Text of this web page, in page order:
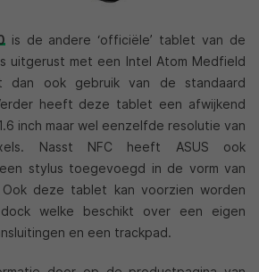
is de andere ‘officiële’ tablet van de
uitgerust met een Intel Atom Medfield
dan ook gebruik van de standaard
heeft deze tablet een afwijkend
inch maar wel eenzelfde resolutie van
Nasst NFC heeft ASUS ook
stylus toegevoegd in de vorm van
deze tablet kan voorzien worden
welke beschikt over een eigen
en een trackpad.